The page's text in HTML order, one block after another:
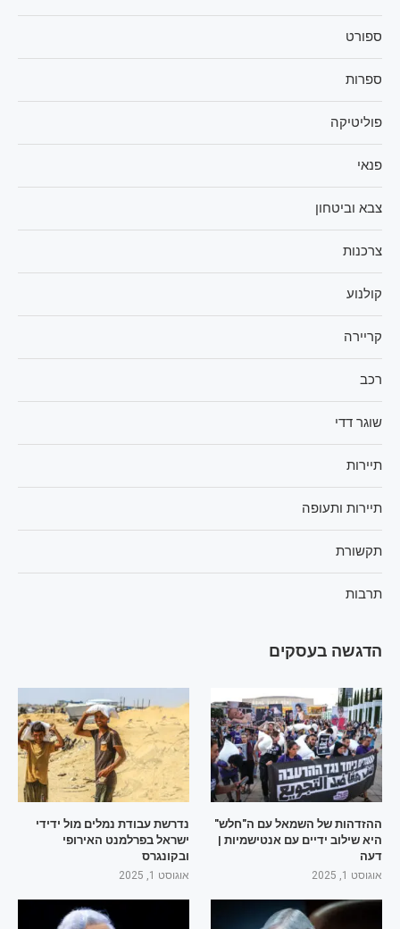
ספורט
ספרות
פוליטיקה
פנאי
צבא וביטחון
צרכנות
קולנוע
קריירה
רכב
שוגר דדי
תיירות
תיירות ותעופה
תקשורת
תרבות
הדגשה בעסקים
ההזדהות של השמאל עם ה"חלש"
היא שילוב ידיים עם אנטישמיות |
דעה
אוגוסט 1, 2025
נדרשת עבודת נמלים מול ידידי
ישראל בפרלמנט האירופי
ובקונגרס
אוגוסט 1, 2025